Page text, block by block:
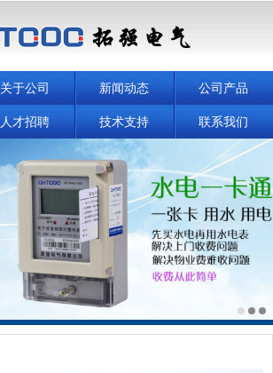
关于公司 新闻动态 公司产品
人才招聘 技术支持 联系我们